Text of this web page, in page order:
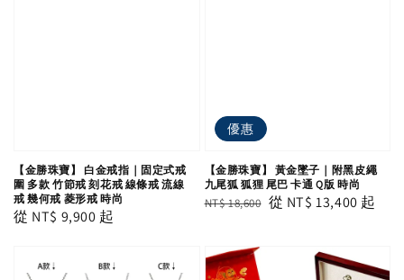
【金勝珠寶】 白金戒指｜固定式戒
圍 多款 竹節戒 刻花戒 線條戒 流線
戒 幾何戒 菱形戒 時尚
Regular
從 NT$ 9,900 起
優惠
【金勝珠寶】 黃金墜子｜附黑皮繩
九尾狐 狐狸 尾巴 卡通 Q版 時尚
Regular
NT$ 18,600 Sale
從 NT$ 13,400 起